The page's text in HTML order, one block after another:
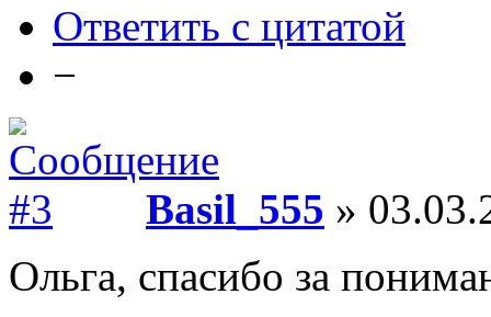
Ответить с цитатой
−
Basil_555 »
Ольга, спасибо за